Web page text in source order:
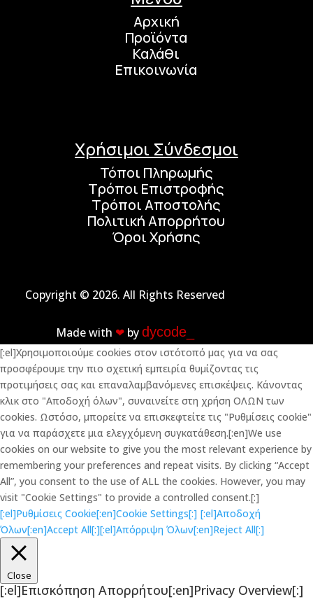
Αρχική
Προϊόντα
Καλάθι
Επικοινωνία
Χρήσιμοι Σύνδεσμοι
Τόποι Πληρωμής
Τρόποι Επιστροφής
Τρόποι Αποστολής
Πολιτική Απορρήτου
Όροι Χρήσης
Copyright © 2026. All Rights Reserved
Made with ❤︎ bydycode_
[:el]Χρησιμοποιούμε cookies στον ιστότοπό μας για να σας
προσφέρουμε την πιο σχετική εμπειρία θυμίζοντας τις
προτιμήσεις σας και επαναλαμβανόμενες επισκέψεις. Κάνοντας
κλικ στο "Αποδοχή όλων", συναινείτε στη χρήση ΟΛΩΝ των
cookies. Ωστόσο, μπορείτε να επισκεφτείτε τις "Ρυθμίσεις cookie"
για να παράσχετε μια ελεγχόμενη συγκατάθεση.[:en]We use
cookies on our website to give you the most relevant experience by
remembering your preferences and repeat visits. By clicking “Accept
All”, you consent to the use of ALL the cookies. However, you may
visit "Cookie Settings" to provide a controlled consent.[:]
[:el]Ρυθμίσεις Cookie[:en]Cookie Settings[:] [:el]Αποδοχή
Όλων[:en]Accept All[:][:el]Απόρριψη Όλων[:en]Reject All[:]
Close
[:el]Επισκόπηση Απορρήτου[:en]Privacy Overview[:]